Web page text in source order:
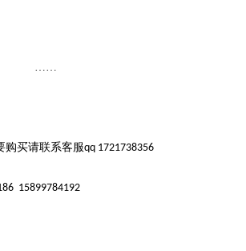
购买请联系客服qq 1721738356
15899784192